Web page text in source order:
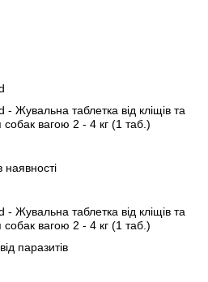
- Жувальна таблетка від кліщів та
собак вагою 2 - 4 кг (1 таб.)
- Жувальна таблетка від кліщів та
собак вагою 2 - 4 кг (1 таб.)
паразитів